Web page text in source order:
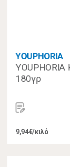
YOUPHORIA
YOUPHORIA
180γρ
9,94€/κιλό